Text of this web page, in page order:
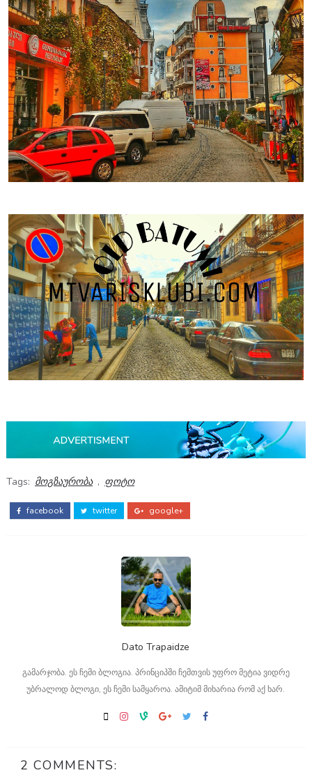
Tags: მოგზაურობა , ფოტო
facebook twitter google+
Dato Trapaidze
გამარჯობა. ეს ჩემი ბლოგია. პრინციპში ჩემთვის უფრო მეტია ვიდრე
უბრალოდ ბლოგი, ეს ჩემი სამყაროა. ამიტიმ მიხარია რომ აქ ხარ.
2 COMMENTS: